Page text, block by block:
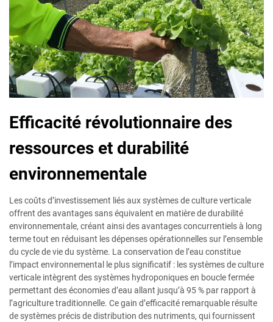
Efficacité révolutionnaire des
ressources et durabilité
environnementale
Les coûts d’investissement liés aux systèmes de culture verticale
offrent des avantages sans équivalent en matière de durabilité
environnementale, créant ainsi des avantages concurrentiels à long
terme tout en réduisant les dépenses opérationnelles sur l’ensemble
du cycle de vie du système. La conservation de l’eau constitue
l’impact environnemental le plus significatif : les systèmes de culture
verticale intègrent des systèmes hydroponiques en boucle fermée
permettant des économies d’eau allant jusqu’à 95 % par rapport à
l’agriculture traditionnelle. Ce gain d’efficacité remarquable résulte
de systèmes précis de distribution des nutriments, qui fournissent